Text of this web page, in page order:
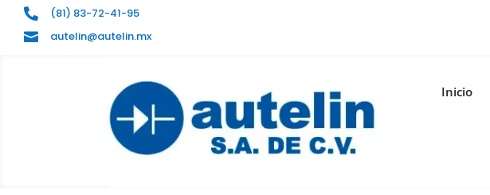
 (81) 83-72-41-95
 autelin@autelin.mx
Inicio